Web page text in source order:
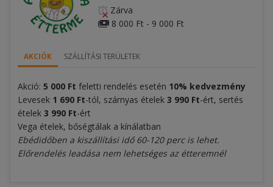
Zárva
8 000 Ft - 9 000 Ft
AKCIÓK SZÁLLÍTÁSI TERÜLETEK
Akció: 5 000 Ft feletti rendelés esetén 10% kedvezmény
Levesek 1 690 Ft-tól, szárnyas ételek 3 990 Ft-ért, sertés
ételek 3 990 Ft-ért
Vega ételek, bőségtálak a kínálatban
Ebédidőben a kiszállítási idő 60-120 perc is lehet.
Előrendelés leadása nem lehetséges az étteremnél